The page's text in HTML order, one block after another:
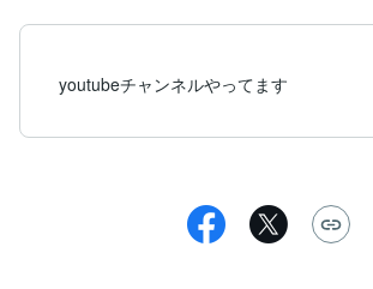
youtubeチャンネルやってます